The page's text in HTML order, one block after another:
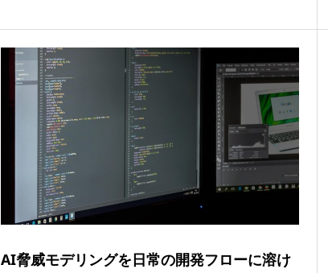
AI脅威モデリングを日常の開発フローに溶け